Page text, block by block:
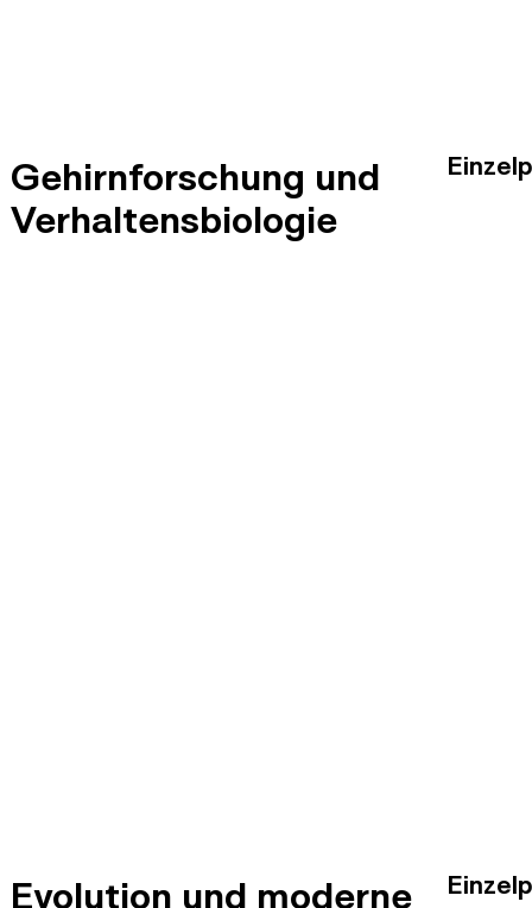
Gehirnforschung und
Verhaltensbiologie
Evolution und moderne